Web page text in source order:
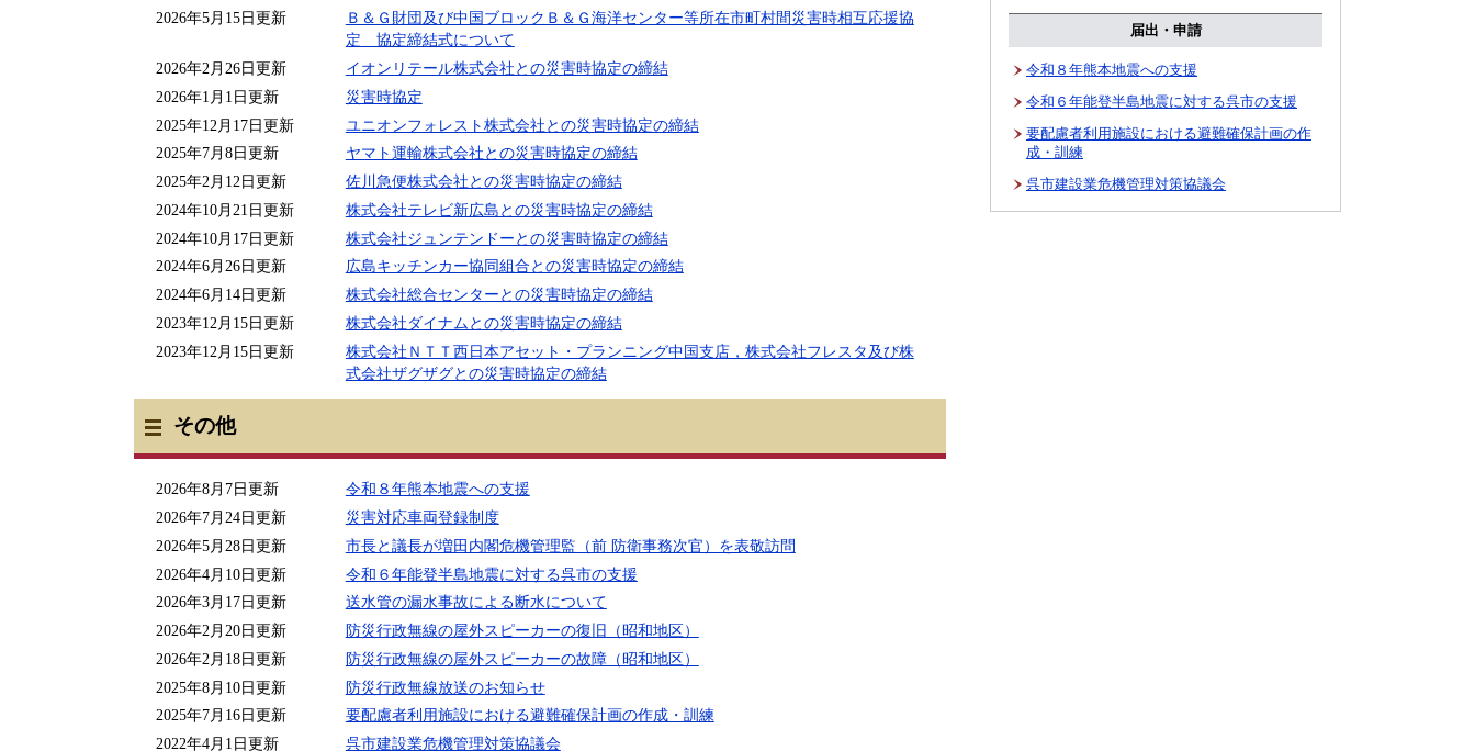
2026年5月15日更新
Ｂ＆Ｇ財団及び中国ブロックＢ＆Ｇ海洋センター等所在市町村間災害時相互応援協
定 協定締結式について
2026年2月26日更新
イオンリテール株式会社との災害時協定の締結
2026年1月1日更新
災害時協定
2025年12月17日更新
ユニオンフォレスト株式会社との災害時協定の締結
2025年7月8日更新
ヤマト運輸株式会社との災害時協定の締結
2025年2月12日更新
佐川急便株式会社との災害時協定の締結
2024年10月21日更新
株式会社テレビ新広島との災害時協定の締結
2024年10月17日更新
株式会社ジュンテンドーとの災害時協定の締結
2024年6月26日更新
広島キッチンカー協同組合との災害時協定の締結
2024年6月14日更新
株式会社総合センターとの災害時協定の締結
2023年12月15日更新
株式会社ダイナムとの災害時協定の締結
2023年12月15日更新
株式会社ＮＴＴ西日本アセット・プランニング中国支店，株式会社フレスタ及び株
式会社ザグザグとの災害時協定の締結
その他
2026年8月7日更新
令和８年熊本地震への支援
2026年7月24日更新
災害対応車両登録制度
2026年5月28日更新
市長と議長が増田内閣危機管理監（前 防衛事務次官）を表敬訪問
2026年4月10日更新
令和６年能登半島地震に対する呉市の支援
2026年3月17日更新
送水管の漏水事故による断水について
2026年2月20日更新
防災行政無線の屋外スピーカーの復旧（昭和地区）
2026年2月18日更新
防災行政無線の屋外スピーカーの故障（昭和地区）
2025年8月10日更新
防災行政無線放送のお知らせ
2025年7月16日更新
要配慮者利用施設における避難確保計画の作成・訓練
2022年4月1日更新
呉市建設業危機管理対策協議会
届出・申請
令和８年熊本地震への支援
令和６年能登半島地震に対する呉市の支援
要配慮者利用施設における避難確保計画の作
成・訓練
呉市建設業危機管理対策協議会